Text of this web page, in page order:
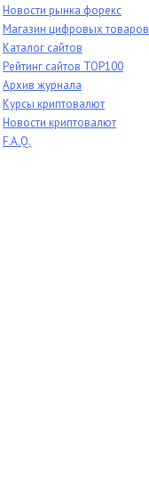
Новости рынка форекс
Магазин цифровых товаров
Каталог сайтов
Рейтинг сайтов TOP100
Архив журнала
Курсы криптовалют
Новости криптовалют
F.A.Q.